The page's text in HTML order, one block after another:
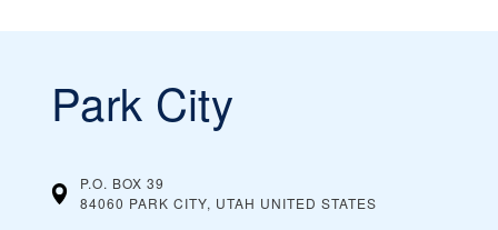
Park City
P.O. BOX 39
84060 PARK CITY, UTAH UNITED STATES